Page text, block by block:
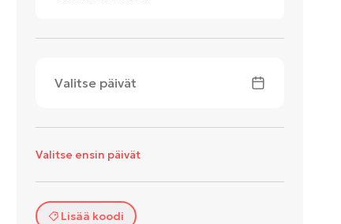
Valitse päivät
Valitse ensin päivät
Lisää koodi